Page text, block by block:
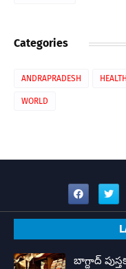
Categories
ANDRAPRADESH HEALTH
WORLD
బాగ్దాద్